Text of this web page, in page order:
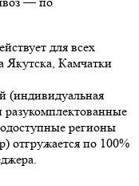
для всех
Якутска, Камчатки
(индивидуальная
разукомплектованные
регионы
отгружается по 100%